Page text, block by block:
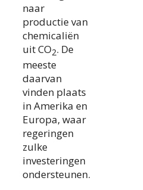
naar
productie van
chemicaliën
uit CO2. De
meeste
daarvan
vinden plaats
in Amerika en
Europa, waar
regeringen
zulke
investeringen
ondersteunen.